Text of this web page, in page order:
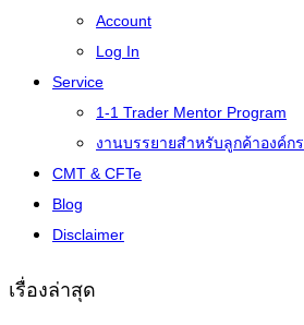
Account
Log In
Service
1-1 Trader Mentor Program
งานบรรยายสำหรับลูกค้าองค์กร
CMT & CFTe
Blog
Disclaimer
เรื่องล่าสุด